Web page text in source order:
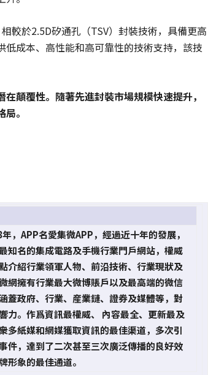
較於2.5D矽通孔（TSV）封裝技術，具備更高
成本、高性能和高可靠性的技術支持，該技
顛覆性。隨著先進封裝市場規模快速提升，
。
，APP名愛集微APP，經過近十年的發展，
知名的集成電路及手機行業門戶網站，權威
介紹行業領軍人物、前沿技術、行業現狀及
網擁有行業最大微博賬戶以及最高端的微信
蓋政府、行業、産業鏈、證券及媒體等，對
力。作爲資訊最權威、 內容最全、更新最及
多紙媒和網媒獲取資訊的最佳渠道，多次引
件，達到了二次甚至三次廣泛傳播的良好效
形象的最佳通道。